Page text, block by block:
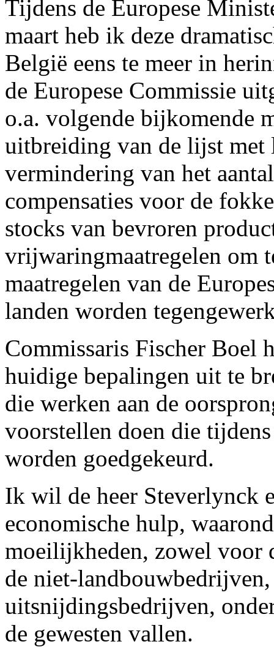
Tijdens de Europese
maart heb ik deze
België eens te meer in
de Europese Commissie
o.a. volgende bijkomende
uitbreiding van de lijst met
vermindering van het
compensaties voor de
stocks van bevroren
vrijwaringmaatregelen om
maatregelen van de
landen worden
Commissaris Fischer Boel
huidige bepalingen uit te
die werken aan de
voorstellen doen die
worden goedgekeurd.
Ik wil de heer Steverlynck
economische hulp,
moeilijkheden, zowel voor
de niet-
uitsnijdingsbedrijven,
de gewesten vallen.